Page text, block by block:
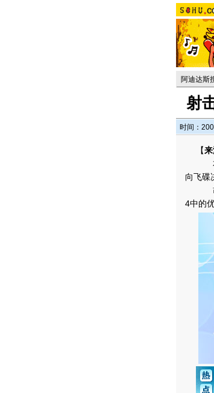
阿迪达斯
射
时间：
【
本
向飞碟
胡
4中的